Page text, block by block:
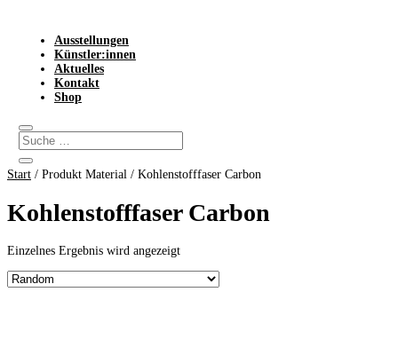
Ausstellungen
Künstler:innen
Aktuelles
Kontakt
Shop
Start / Produkt Material / Kohlenstofffaser Carbon
Kohlenstofffaser Carbon
Einzelnes Ergebnis wird angezeigt